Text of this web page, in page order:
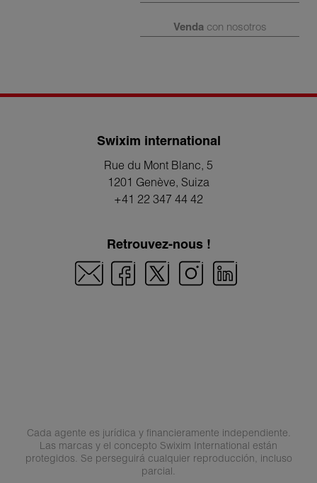
Vendacon nosotros
Swixim international
Rue du Mont Blanc, 5
1201 Genève, Suiza
+41 22 347 44 42
Retrouvez-nous !
Cada agente es jurídica y financieramente independiente.
Las marcas y el concepto Swixim International están
protegidos. Se perseguirá cualquier reproducción, incluso
parcial.